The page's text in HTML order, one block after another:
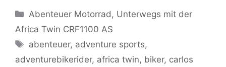
c
e
b
o
itt
er
ai
l
at
s
A
p
g
er
p
Li
n
e
m
Kategorien
Abenteuer Motorrad , Unterwegs mit der
Africa Twin CRF1100 AS
Schlagwörter
abenteuer, adventure sports,
adventurebikerider, africa twin, biker, carlos